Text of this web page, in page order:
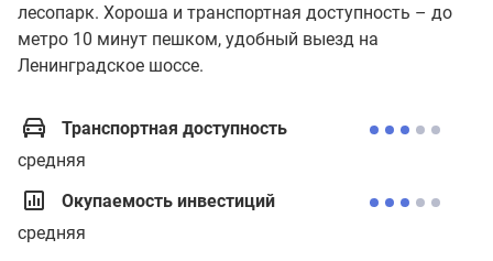
лесопарк. Хороша и транспортная доступность – до
метро 10 минут пешком, удобный выезд на
Ленинградское шоссе.
Транспортная доступность
средняя
Окупаемость инвестиций
средняя